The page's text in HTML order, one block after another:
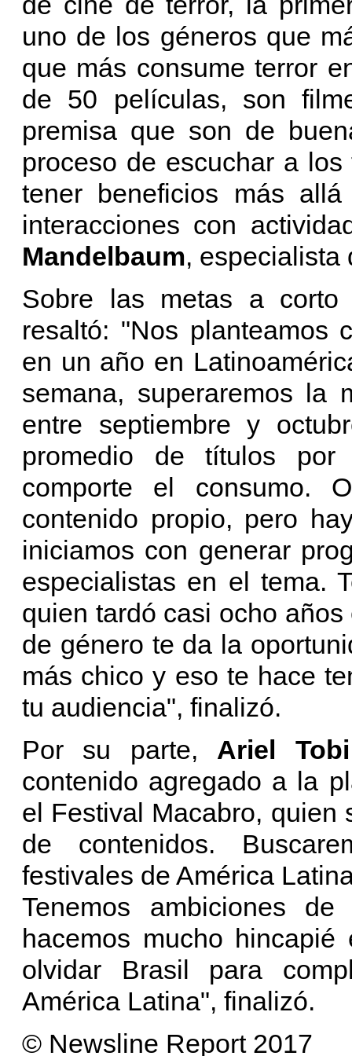
uno de los géneros que
que más consume terror
de 50 películas, son
premisa que son de
proceso de escuchar a
tener beneficios más
interacciones con
Mandelbaum,
Sobre las metas a
resaltó: "Nos planteamos
en un año en
semana, superaremos la
entre septiembre y
promedio de títulos
comporte el consumo.
contenido propio, pero
iniciamos con generar
especialistas en el tema.
quien tardó casi ocho
de género te da la
más chico y eso te hace
tu audiencia", finalizó.
Por su parte, Ariel Tobi
contenido agregado a la
el Festival Macabro, quien
de contenidos.
festivales de América
Tenemos ambiciones
hacemos mucho
olvidar Brasil para
América Latina", finalizó.
© Newsline Report 2017